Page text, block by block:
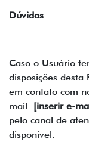
Dúvidas
Caso o Usuário
disposições
em contato com
mail [inserir e-
pelo canal de
disponível.